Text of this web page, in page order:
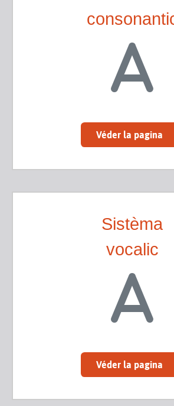
Véder la pagina
Sistèma
vocalic
Véder la pagina